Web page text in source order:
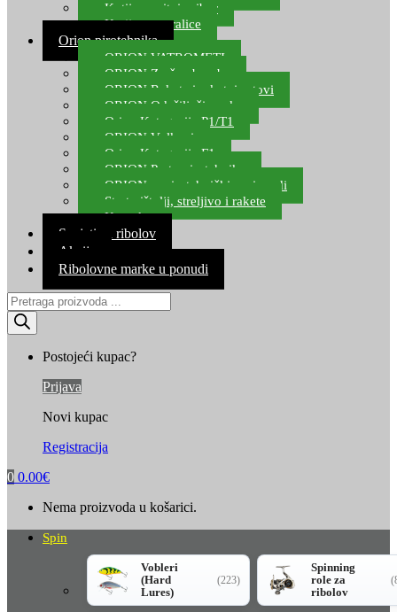
Kutije za sitni pribor
Kutije za varalice
Orion pirotehnika
ORION VATROMETI
ORION Zračne bombe
ORION Rakete i raketni setovi
ORION Odašiljači zvuka
Orion Kategorija P1/T1
ORION Vulkani
Orion Kategorija F1
ORION Party pirotehnika
ORION nepirotehnički proizvodi
Start pištolji, streljivo i rakete
Kontakt
Savjeti za ribolov
Akcija
Ribolovne marke u ponudi
Products
search
Postojeći kupac?
Prijava
Novi kupac
Registracija
0 0.00€
Nema proizvoda u košarici.
Spin
Vobleri
(Hard
Lures)
(223)
Spinning
role za
ribolov